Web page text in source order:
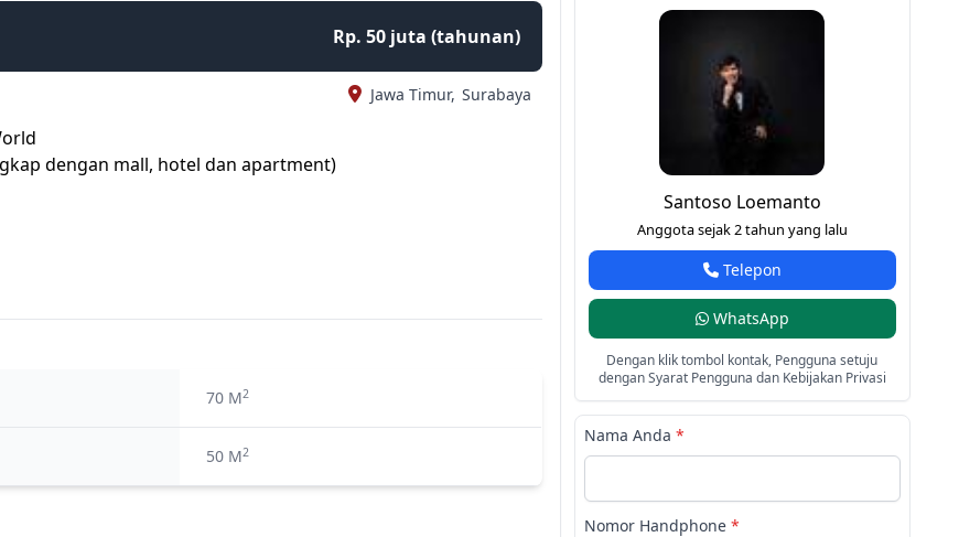
Rp. 50 juta (tahunan)
Jawa Timur, Surabaya
dengan mall, hotel dan apartment)
70 M2
50 M2
Santoso Loemanto
Anggota sejak 2 tahun yang lalu
Telepon
WhatsApp
Dengan klik tombol kontak, Pengguna setuju
dengan Syarat Pengguna dan Kebijakan Privasi
Nama Anda *
Nomor Handphone *